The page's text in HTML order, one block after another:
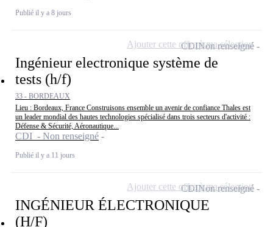
Publié il y a 8 jours
Ingénieur electronique système de
tests (h/f)
33 - BORDEAUX
Lieu : Bordeaux, France Construisons ensemble un avenir de confiance Thales est
un leader mondial des hautes technologies spécialisé dans trois secteurs d'activité :
Défense & Sécurité, Aéronautique...
CDI - Non renseigné
Publié il y a 11 jours
CDINon renseigné
Ajouter cette offre à ma sélection
INGÉNIEUR ÉLECTRONIQUE
(H/F)
CDINon renseigné
Ajouter cette offre à ma sélection